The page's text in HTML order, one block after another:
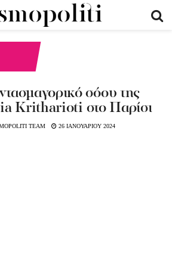
σόου της
Kritharioti στο Παρίσι
TEAM 26 ΙΑΝΟΥΑΡΙΟΥ 2024